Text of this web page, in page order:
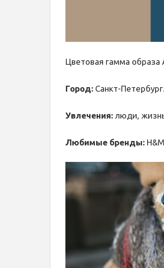
Цветовая гамма образа
Город: Санкт-Петербург.
Увлечения: люди,
Любимые бренды: